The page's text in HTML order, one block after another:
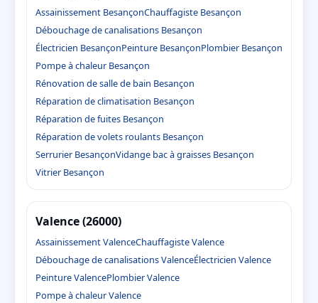
Assainissement BesançonChauffagiste Besançon
Débouchage de canalisations Besançon
Électricien BesançonPeinture BesançonPlombier Besançon
Pompe à chaleur Besançon
Rénovation de salle de bain Besançon
Réparation de climatisation Besançon
Réparation de fuites Besançon
Réparation de volets roulants Besançon
Serrurier BesançonVidange bac à graisses Besançon
Vitrier Besançon
Valence (26000)
Assainissement ValenceChauffagiste Valence
Débouchage de canalisations ValenceÉlectricien Valence
Peinture ValencePlombier Valence
Pompe à chaleur Valence